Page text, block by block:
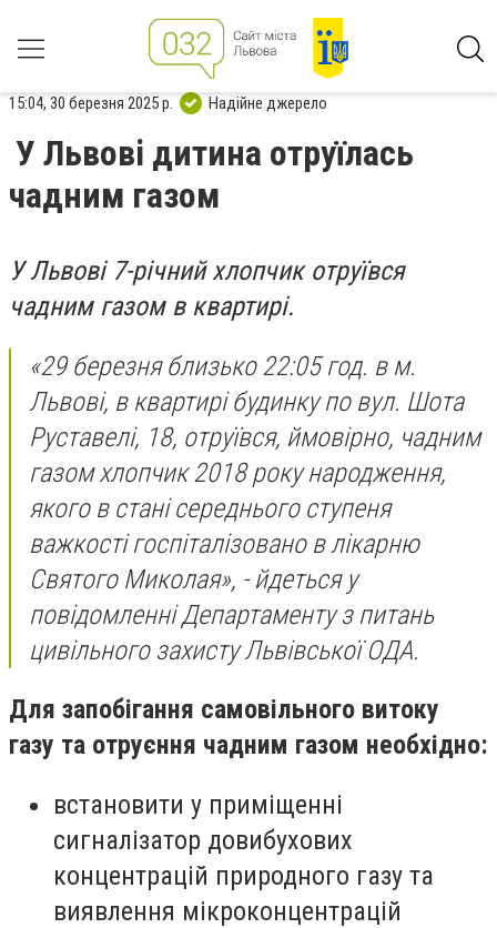
15:04, 30 березня 2025 р. Надійне джерело
У Львові дитина отруїлась
чадним газом
У Львові 7-річний хлопчик отруївся
чадним газом в квартирі.
«29 березня близько 22:05 год. в м.
Львові, в квартирі будинку по вул. Шота
Руставелі, 18, отруївся, ймовірно, чадним
газом хлопчик 2018 року народження,
якого в стані середнього ступеня
важкості госпіталізовано в лікарню
Святого Миколая», - йдеться у
повідомленні Департаменту з питань
цивільного захисту Львівської ОДА.
Для запобігання самовільного витоку
газу та отруєння чадним газом необхідно:
встановити у приміщенні
сигналізатор довибухових
концентрацій природного газу та
виявлення мікроконцентрацій